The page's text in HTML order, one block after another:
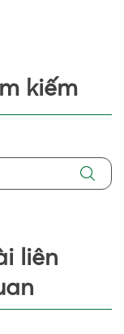
Tư vấn - Kinh nghiệm
kiếm
liên